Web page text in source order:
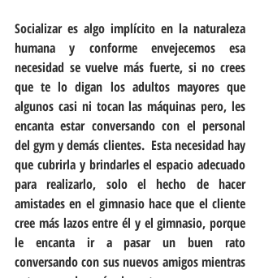
Socializar es algo implícito en la naturaleza
humana y conforme envejecemos esa
necesidad se vuelve más fuerte, si no crees
que te lo digan los adultos mayores que
algunos casi ni tocan las máquinas pero, les
encanta estar conversando con el personal
del gym y demás clientes.  Esta necesidad hay
que cubrirla y brindarles el espacio adecuado
para realizarlo, solo el hecho de hacer
amistades en el gimnasio hace que el cliente
cree más lazos entre él y el gimnasio, porque
le encanta ir a pasar un buen rato
conversando con sus nuevos amigos mientras